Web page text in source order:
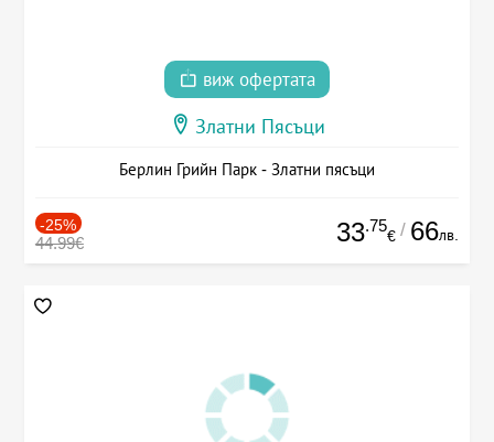
виж офертата
Златни Пясъци
Берлин Грийн Парк - Златни пясъци
-25%
44.99€ 33.75
€ / 66лв.